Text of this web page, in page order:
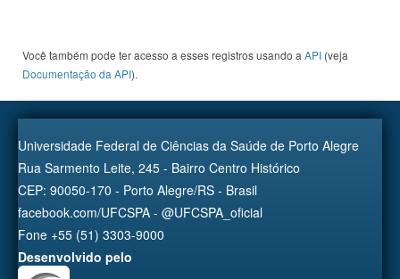
Você também pode ter acesso a esses registros usando a API (veja
Documentação da API).
Universidade Federal de Ciências da Saúde de Porto Alegre
Rua Sarmento Leite, 245 - Bairro Centro Histórico
CEP: 90050-170 - Porto Alegre/RS - Brasil
facebook.com/UFCSPA - @UFCSPA_oficial
Fone +55 (51) 3303-9000
Desenvolvido pelo